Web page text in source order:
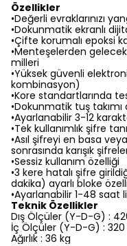
Özellikler
•Değerli evraklarınızı
•Dokunmatik ekranlı
•Çifte korumalı epoksi
•Menteşelerden
milleri
•Yüksek güvenli
kombinasyon)
•Kore standartlarında
•Dokunmatik tuş takımı
•Ayarlanabilir 3-12
•Tek kullanımlık şifre
•Asıl şifreyi en basa
sonrasında karışık
•Sessiz kullanım özelliği
•3 kere hatalı şifre
dakika) ayarlı bloke
•Ayarlanabilir 1-48 saat
Teknik Özellikler
Dış Ölçüler (Y-D-G) :
İç Ölçüler (Y-D-G) :
Ağırlık : 36 kg